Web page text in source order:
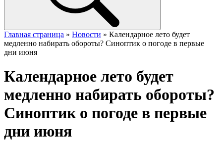
Главная страница » Новости » Календарное лето будет
медленно набирать обороты? Синоптик о погоде в первые
дни июня
Календарное лето будет
медленно набирать обороты?
Синоптик о погоде в первые
дни июня